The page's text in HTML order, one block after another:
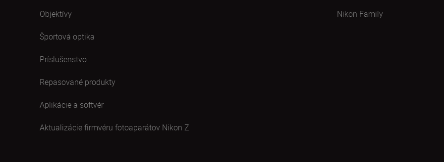
Objektívy
Športová optika
Príslušenstvo
Repasované produkty
Aplikácie a softvér
Aktualizácie firmvéru fotoaparátov Nikon Z
Nikon Family